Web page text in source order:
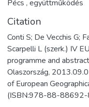
Pécs , együttműködés
Citation
Conti S; De Vecchis G;
Scarpelli L (szerk.) IV
programme and
Olaszország,
of European
(ISBN:978-88-